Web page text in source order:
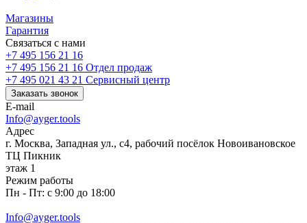
Магазины
Гарантия
Связаться с нами
+7 495 156 21 16
+7 495 156 21 16 Отдел продаж
+7 495 021 43 21 Cервисный центр
Заказать звонок
E-mail
Info@ayger.tools
Адрес
г. Москва, Западная ул., с4, рабочий посёлок Новоивановское
ТЦ Пикник
этаж 1
Режим работы
Пн - Пт: с 9:00 до 18:00
Info@ayger.tools